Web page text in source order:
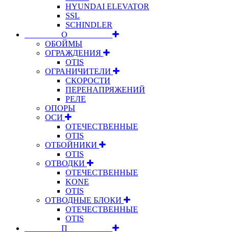
HYUNDAI ELEVATOR
SSL
SCHINDLER
⠀⠀⠀⠀⠀⠀О⠀⠀⠀⠀⠀⠀⠀
ОБОЙМЫ
ОГРАЖДЕНИЯ
OTIS
ОГРАНИЧИТЕЛИ
СКОРОСТИ
ПЕРЕНАПРЯЖЕНИЙ
РЕЛЕ
ОПОРЫ
ОСИ
ОТЕЧЕСТВЕННЫЕ
OTIS
ОТБОЙНИКИ
OTIS
ОТВОДКИ
ОТЕЧЕСТВЕННЫЕ
KONE
OTIS
ОТВОДНЫЕ БЛОКИ
ОТЕЧЕСТВЕННЫЕ
OTIS
⠀⠀⠀⠀⠀⠀П⠀⠀⠀⠀⠀⠀⠀